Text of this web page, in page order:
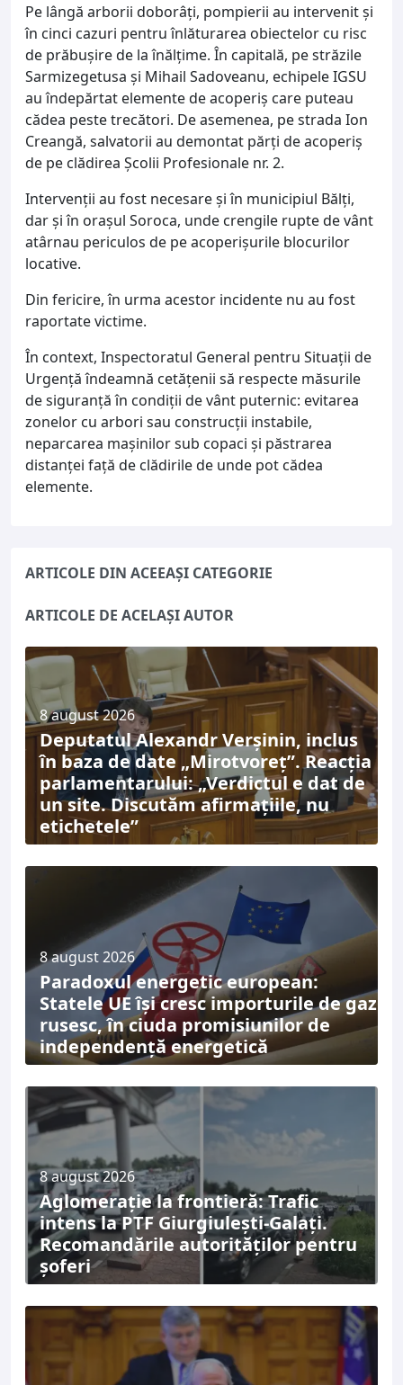
Pe lângă arborii doborâți, pompierii au intervenit și
în cinci cazuri pentru înlăturarea obiectelor cu risc
de prăbușire de la înălțime. În capitală, pe străzile
Sarmizegetusa și Mihail Sadoveanu, echipele IGSU
au îndepărtat elemente de acoperiș care puteau
cădea peste trecători. De asemenea, pe strada Ion
Creangă, salvatorii au demontat părți de acoperiș
de pe clădirea Școlii Profesionale nr. 2.
Intervenții au fost necesare și în municipiul Bălți,
dar și în orașul Soroca, unde crengile rupte de vânt
atârnau periculos de pe acoperișurile blocurilor
locative.
Din fericire, în urma acestor incidente nu au fost
raportate victime.
În context, Inspectoratul General pentru Situații de
Urgență îndeamnă cetățenii să respecte măsurile
de siguranță în condiții de vânt puternic: evitarea
zonelor cu arbori sau construcții instabile,
neparcarea mașinilor sub copaci și păstrarea
distanței față de clădirile de unde pot cădea
elemente.
ARTICOLE DIN ACEEAȘI CATEGORIE
ARTICOLE DE ACELAȘI AUTOR
8 august 2026
Deputatul Alexandr Verșinin, inclus
în baza de date „Mirotvoreț”. Reacția
parlamentarului: „Verdictul e dat de
un site. Discutăm afirmațiile, nu
etichetele”
8 august 2026
Paradoxul energetic european:
Statele UE își cresc importurile de gaz
rusesc, în ciuda promisiunilor de
independență energetică
8 august 2026
Aglomerație la frontieră: Trafic
intens la PTF Giurgiulești-Galați.
Recomandările autorităților pentru
șoferi